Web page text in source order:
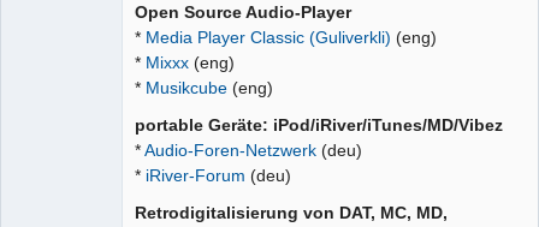
Open Source Audio-Player
* Media Player Classic (Guliverkli) (eng)
* Mixxx (eng)
* Musikcube (eng)
portable Geräte: iPod/iRiver/iTunes/MD/Vibez
*Audio-Foren-Netzwerk (deu)
* iRiver-Forum (deu)
Retrodigitalisierung von DAT, MC, MD,